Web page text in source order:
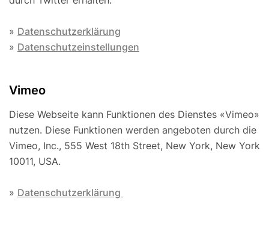
» Datenschutzerklärung
» Datenschutzeinstellungen
Vimeo
Diese Webseite kann Funktionen des Dienstes «Vimeo»
nutzen. Diese Funktionen werden angeboten durch die
Vimeo, Inc., 555 West 18th Street, New York, New York
10011, USA.
» Datenschutzerklärung